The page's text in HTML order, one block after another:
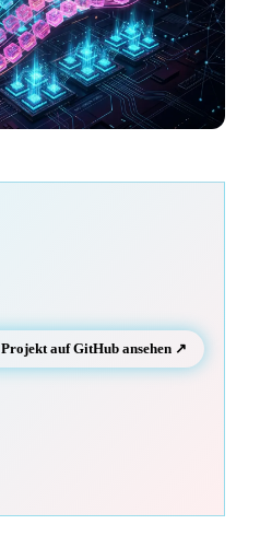
Projekt auf GitHub ansehen ↗